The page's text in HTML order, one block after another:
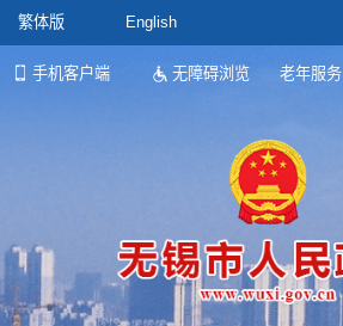
繁体版 English
手机客户端 无障碍浏览 老年服务